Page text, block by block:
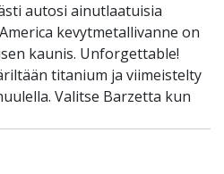
autosi ainutlaatuisia
kevytmetallivanne on
kaunis. Unforgettable!
titanium ja viimeistelty
Valitse Barzetta kun